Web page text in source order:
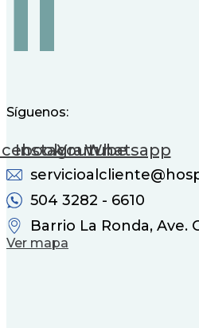
Síguenos:
Instagram
Youtube
Whatsapp
504 3282 - 6610
Barrio La Ronda, Ave.
Ver mapa